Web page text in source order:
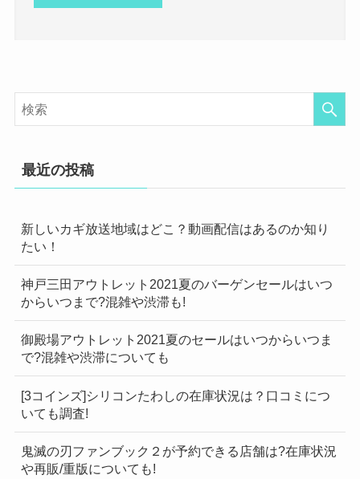
最近の投稿
新しいカギ放送地域はどこ？動画配信はあるのか知り
たい！
神戸三田アウトレット2021夏のバーゲンセールはいつ
からいつまで?混雑や渋滞も!
御殿場アウトレット2021夏のセールはいつからいつま
で?混雑や渋滞についても
[3コインズ]シリコンたわしの在庫状況は？口コミにつ
いても調査!
鬼滅の刃ファンブック２が予約できる店舗は?在庫状況
や再販/重版についても!